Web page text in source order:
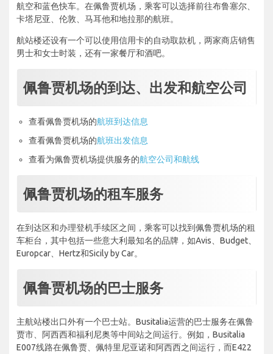
航空和蓝色快车。在佩鲁贾机场，乘客可以选择前往布鲁塞尔、
卡塔尼亚、伦敦、马耳他和地拉那的航班。
航站楼还设有一个可以使用信用卡的自动取款机，两家商店销售
男士和女士时装，还有一家餐厅和酒吧。
佩鲁贾机场的到达、出发和航空公司
查看佩鲁贾机场的航班到达信息
查看佩鲁贾机场的航班出发信息
查看为佩鲁贾机场提供服务的航空公司和航线
佩鲁贾机场的租车服务
在到达区和办理登机手续区之间，乘客可以找到佩鲁贾机场的租
车柜台，其中包括一些意大利最知名的品牌，如Avis、Budget、
Europcar、Hertz和Sicily by Car。
佩鲁贾机场的巴士服务
主航站楼出口外有一个巴士站。Busitalia运营的巴士服务在佩鲁
贾市、阿西西和福利尼奥等中间站之间运行。例如，Busitalia
E007线路在佩鲁贾、佩特里尼亚诺和阿西西之间运行，而E422